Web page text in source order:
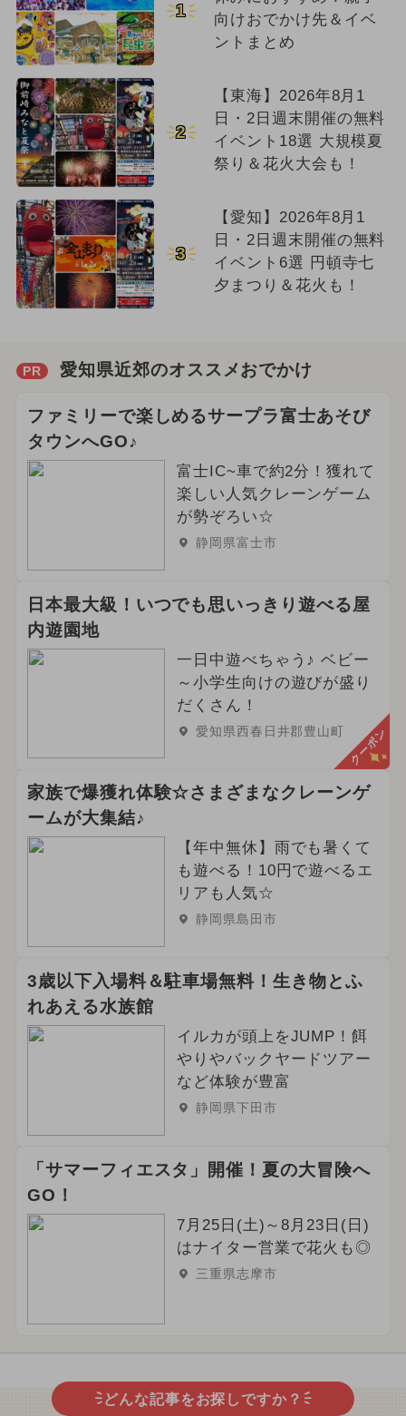
1
向けおでかけ先＆イベ
ントまとめ
2
【東海】2026年8月1
日・2日週末開催の無料
イベント18選 大規模夏
祭り＆花火大会も！
3
【愛知】2026年8月1
日・2日週末開催の無料
イベント6選 円頓寺七
夕まつり＆花火も！
PR 愛知県近郊のオススメおでかけ
ファミリーで楽しめるサープラ富士あそび
タウンへGO♪
富士IC~車で約2分！獲れて
楽しい人気クレーンゲーム
が勢ぞろい☆
静岡県富士市
日本最大級！いつでも思いっきり遊べる屋
内遊園地
一日中遊べちゃう♪ ベビー
～小学生向けの遊びが盛り
だくさん！
愛知県西春日井郡豊山町 クーポン
家族で爆獲れ体験☆さまざまなクレーンゲ
ームが大集結♪
【年中無休】雨でも暑くて
も遊べる！10円で遊べるエ
リアも人気☆
静岡県島田市
3歳以下入場料＆駐車場無料！生き物とふ
れあえる水族館
イルカが頭上をJUMP！餌
やりやバックヤードツアー
など体験が豊富
静岡県下田市
「サマーフィエスタ」開催！夏の大冒険へ
GO！
7月25日(土)～8月23日(日)
はナイター営業で花火も◎
三重県志摩市
どんな記事をお探しですか？